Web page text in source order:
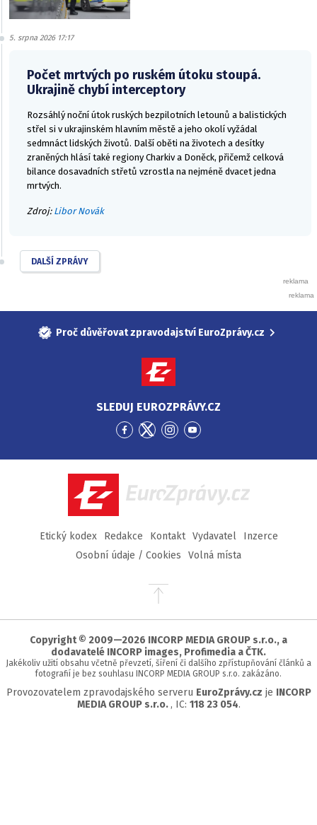
5. srpna 2026 17:17
Počet mrtvých po ruském útoku stoupá.
Ukrajině chybí interceptory
Rozsáhlý noční útok ruských bezpilotních letounů a balistických
střel si v ukrajinském hlavním městě a jeho okolí vyžádal
sedmnáct lidských životů. Další oběti na životech a desítky
zraněných hlásí také regiony Charkiv a Doněck, přičemž celková
bilance dosavadních střetů vzrostla na nejméně dvacet jedna
mrtvých.
Zdroj: Libor Novák
DALŠÍ ZPRÁVY
Proč důvěřovat zpravodajství EuroZprávy.cz
SLEDUJ EUROZPRÁVY.CZ
Přejít
Facebook
Přejít
Twitter
Přejít
Instagram
Přejít
YouTube
EuroZprávy.cz
Etický kodex Redakce Kontakt Vydavatel
Inzerce
Osobní údaje / Cookies
Volná místa
Přejít
stránky
Copyright © 2009—2026 INCORP MEDIA GROUP s.r.o., a
dodavatelé INCORP images, Profimedia a ČTK.
Jakékoliv užití obsahu včetně převzetí, šíření či dalšího zpřístupňování článků a
fotografií je bez souhlasu INCORP MEDIA GROUP s.r.o. zakázáno.
Provozovatelem zpravodajského serveru EuroZprávy.cz je INCORP
MEDIA GROUP s.r.o. , IC: 118 23 054.